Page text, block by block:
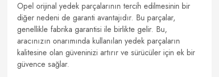
Opel orijinal yedek parçalarının tercih edilmesinin bir
diğer nedeni de garanti avantajıdır. Bu parçalar,
genellikle fabrika garantisi ile birlikte gelir. Bu,
aracınızın onarımında kullanılan yedek parçaların
kalitesine olan güveninizi artırır ve sürücüler için ek bir
güvence sağlar.